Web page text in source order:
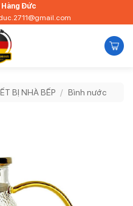
Đức
BỊ NHÀ BẾP / Bình nước